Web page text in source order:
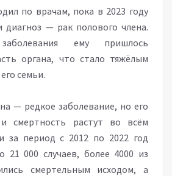
по врачам, пока в 2023 году
диагноз — рак полового члена.
ему пришлось
органа, что стало тяжёлым
семьи.
— редкое заболевание, но его
и смертность растут во всём
за период с 2012 по 2022 год
21 000 случаев, более 4000 из
смертельным исходом, а